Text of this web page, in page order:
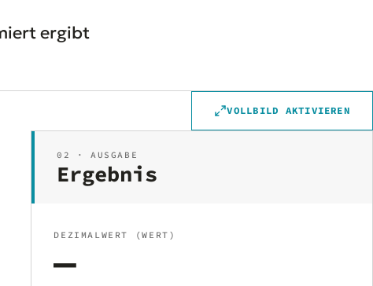
ergibt
VOLLBILD AKTIVIEREN
02 · AUSGABE
Ergebnis
DEZIMALWERT (WERT)
—